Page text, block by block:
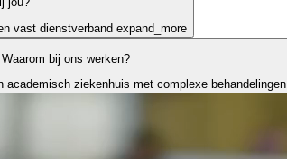
vast dienstverband expand_more
Waarom bij ons werken?
ziekenhuis met complexe behandelingen